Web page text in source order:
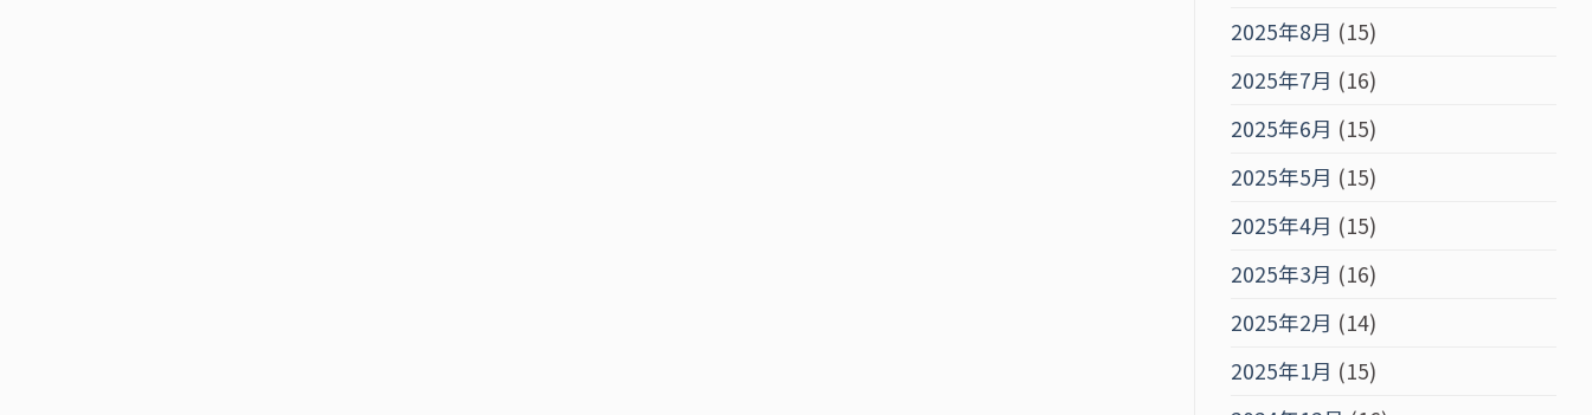
2025年8月 (15)
2025年7月 (16)
2025年6月 (15)
2025年5月 (15)
2025年4月 (15)
2025年3月 (16)
2025年2月 (14)
2025年1月 (15)